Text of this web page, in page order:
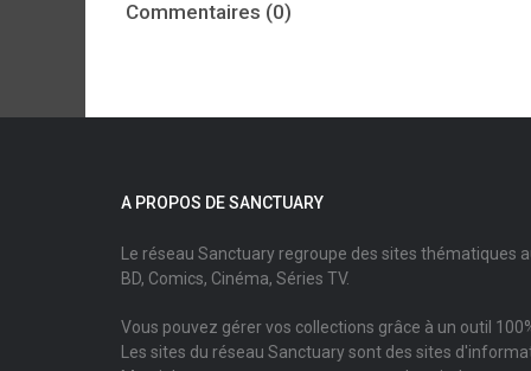
Commentaires (0)
A PROPOS DE SANCTUARY
Le réseau Sanctuary regroupe des sites thématiques
BD, Comics, Cinéma, Séries TV.
Vous pouvez gérer vos collections grâce à un outil
Les sites du réseau Sanctuary sont des sites